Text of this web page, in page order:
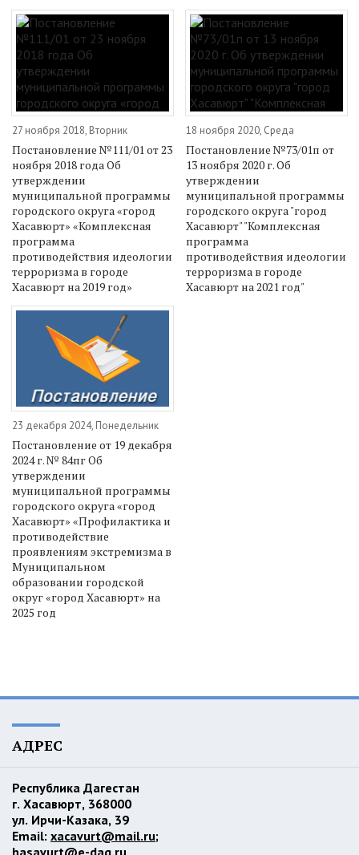
27 ноября 2018, Вторник
Постановление №111/01 от 23
ноября 2018 года Об
утверждении
муниципальной программы
городского округа «город
Хасавюрт» «Комплексная
программа
противодействия идеологии
терроризма в городе
Хасавюрт на 2019 год»
18 ноября 2020, Среда
Постановление №73/01п от
13 ноября 2020 г. Об
утверждении
муниципальной программы
городского округа "город
Хасавюрт" "Комплексная
программа
противодействия идеологии
терроризма в городе
Хасавюрт на 2021 год"
23 декабря 2024, Понедельник
Постановление от 19 декабря
2024 г. № 84пг Об
утверждении
муниципальной программы
городского округа «город
Хасавюрт» «Профилактика и
противодействие
проявлениям экстремизма в
Муниципальном
образовании городской
округ «город Хасавюрт» на
2025 год
АДРЕС
Республика Дагестан
г. Хасавюрт, 368000
ул. Ирчи-Казака, 39
Email: xacavurt@mail.ru;